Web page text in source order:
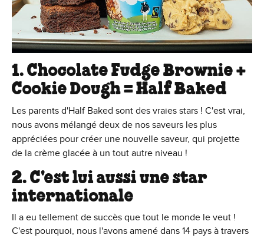
1. Chocolate Fudge Brownie +
Cookie Dough = Half Baked
Les parents d'Half Baked sont des vraies stars ! C'est vrai,
nous avons mélangé deux de nos saveurs les plus
appréciées pour créer une nouvelle saveur, qui projette
de la crème glacée à un tout autre niveau !
2. C'est lui aussi une star
internationale
Il a eu tellement de succès que tout le monde le veut !
C'est pourquoi, nous l'avons amené dans 14 pays à travers